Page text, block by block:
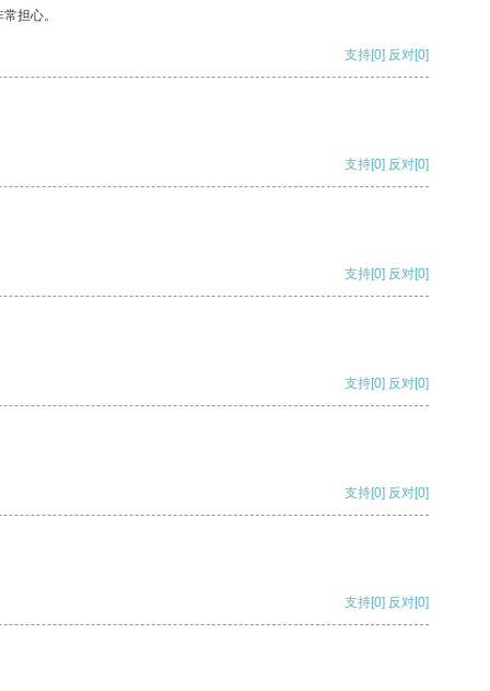
担心。
支持[0] 反对[0]
支持[0] 反对[0]
支持[0] 反对[0]
支持[0] 反对[0]
支持[0] 反对[0]
支持[0] 反对[0]